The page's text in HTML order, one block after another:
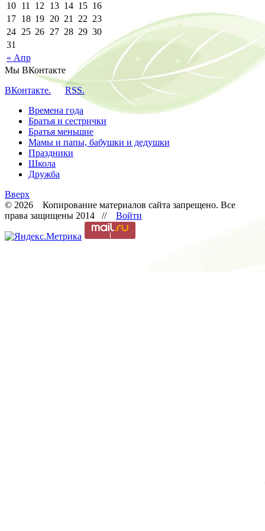
« Апр
10 11 12 13 14 15 16
17 18 19 20 21 22 23
24 25 26 27 28 29 30
31
Мы ВКонтакте
ВКонтакте.
RSS.
Времена года
Братья и сестрички
Братья меньшие
Мамы и папы, бабушки и дедушки
Праздники
Школа
Дружба
Вверх
© 2026 Копирование материалов сайта запрещено. Все
права защищены 2014 // Войти